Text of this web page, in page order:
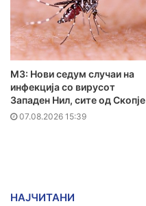
МЗ: Нови седум случаи на
инфекција со вирусот
Западен Нил, сите од Скопје
07.08.2026 15:39
НАЈЧИТАНИ